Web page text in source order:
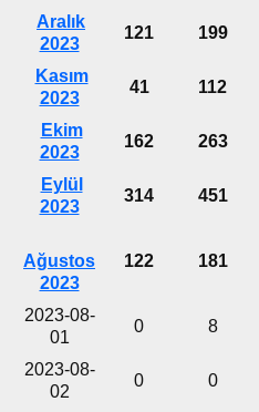
Aralık
2023
121 199
Kasım
2023
41 112
Ekim
2023
162 263
Eylül
2023
314 451
Ağustos
2023
122 181
2023-08-
01
0 8
2023-08-
02
0 0